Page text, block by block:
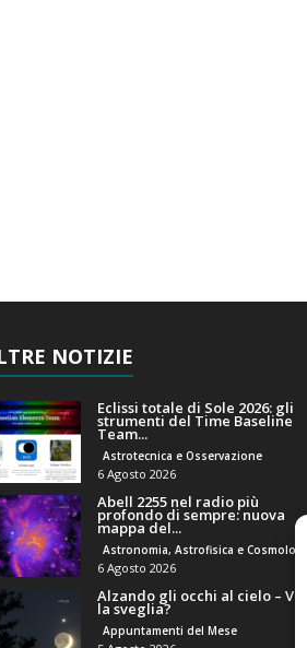
NOTIZIE
Eclissi totale di Sole 2026: gli
strumenti del Time Baseline
Team...
Astrotecnica e Osservazione
6 Agosto 2026
Abell 2255 nel radio più
profondo di sempre: nuova
mappa del...
Astronomia, Astrofisica e Cosmologia
6 Agosto 2026
Alzando gli occhi al cielo – Vale
la sveglia?
Appuntamenti del Mese